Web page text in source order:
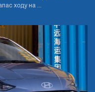
ходу на ...